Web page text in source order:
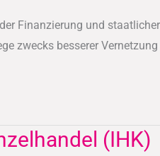
Finanzierung und
zwecks besserer
(IHK)